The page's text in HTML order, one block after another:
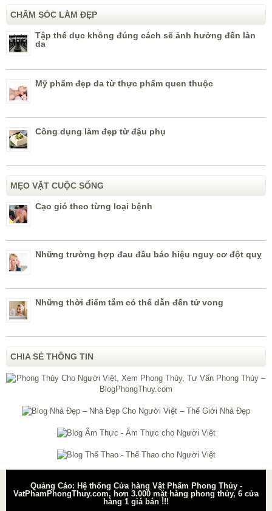
CHĂM SÓC LÀM ĐẸP
Tập thể dục không đúng cách sẽ ảnh hưởng đến làn
da
Mỹ phẩm đẹp da từ thực phẩm quen thuộc
Công dụng làm đẹp từ đậu phụ
MẸO VẶT CUỘC SỐNG
Cạo gió theo từng loại bệnh
Những trường hợp đau đầu báo hiệu nguy cơ đột quỵ
Những thời điểm tắm có thể dẫn đến tử vong
CHIA SẺ THÔNG TIN
Quảng Cáo: Hệ thống Cửa hàng Vật Phẩm Phong Thủy -
VatPhamPhongThuy.com, hơn 3.000 mặt hàng phong thủy, 6 cửa
hàng 1 giá bán !!!